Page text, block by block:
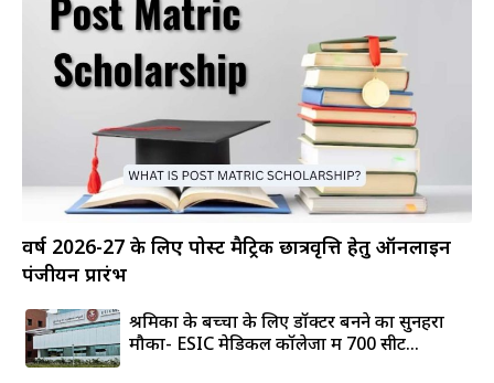
वर्ष 2026-27 के लिए पोस्ट मैट्रिक छात्रवृत्ति हेतु ऑनलाइन
पंजीयन प्रारंभ
श्रमिकों के बच्चों के लिए डॉक्टर बनने का सुनहरा
मौका- ESIC मेडिकल कॉलेजों में 700 सीटें...